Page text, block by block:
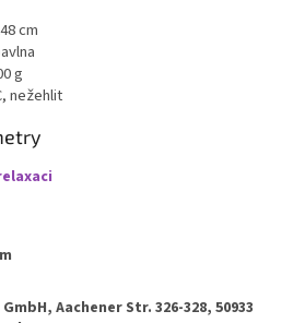
cm
g
nežehlit
Aachener Str. 326-328, 50933